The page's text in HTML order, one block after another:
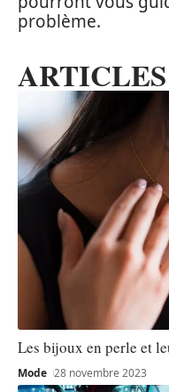
problème.
Les bijoux en perle et
Mode 28 novembre 2023